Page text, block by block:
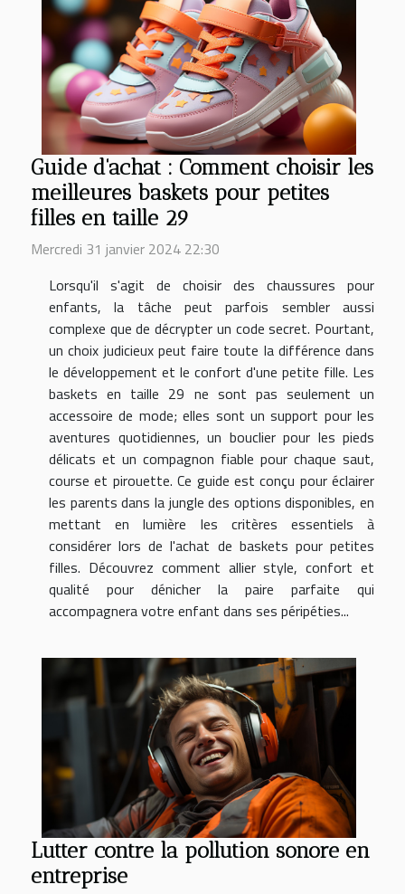
Guide d'achat : Comment choisir les
meilleures baskets pour petites
filles en taille 29
Mercredi 31 janvier 2024 22:30
Lorsqu'il s'agit de choisir des chaussures pour
enfants, la tâche peut parfois sembler aussi
complexe que de décrypter un code secret. Pourtant,
un choix judicieux peut faire toute la différence dans
le développement et le confort d'une petite fille. Les
baskets en taille 29 ne sont pas seulement un
accessoire de mode; elles sont un support pour les
aventures quotidiennes, un bouclier pour les pieds
délicats et un compagnon fiable pour chaque saut,
course et pirouette. Ce guide est conçu pour éclairer
les parents dans la jungle des options disponibles, en
mettant en lumière les critères essentiels à
considérer lors de l'achat de baskets pour petites
filles. Découvrez comment allier style, confort et
qualité pour dénicher la paire parfaite qui
accompagnera votre enfant dans ses péripéties...
Lutter contre la pollution sonore en
entreprise